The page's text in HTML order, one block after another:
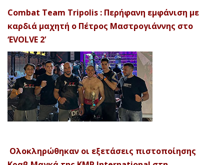
Combat Team Tripolis : Περήφανη εμφάνιση με
καρδιά μαχητή ο Πέτρος Μαστρογιάννης στο
‘EVOLVE 2’
Ολοκληρώθηκαν οι εξετάσεις πιστοποίησης